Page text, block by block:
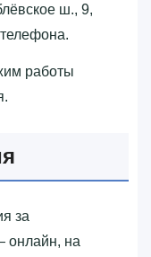
ш., 9,
работы
за
онлайн, на